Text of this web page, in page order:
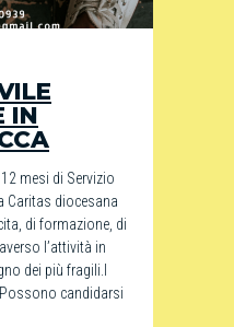
IN
mesi di Servizio
Caritas diocesana
di formazione, di
l’attività in
dei più fragili.I
candidarsi